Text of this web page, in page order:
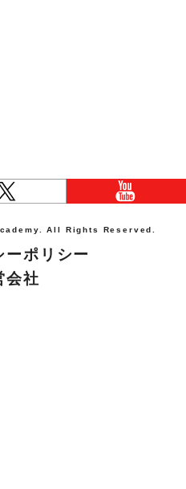
All Rights Reserved.
ーポリシー
会社